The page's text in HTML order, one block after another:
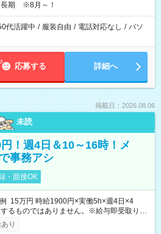
長期 ※8月～！
代活躍中 / 服装自由 / 電話対応なし / パソ
応募する 詳細へ
掲載日：2026.08.06
未読
！週4日＆10～16時！メ
事務アシ
・面接OK
15万円 時給1900円×実働5h×週4日×4
るものではありません。※給与即受取りサ
条件有）
り